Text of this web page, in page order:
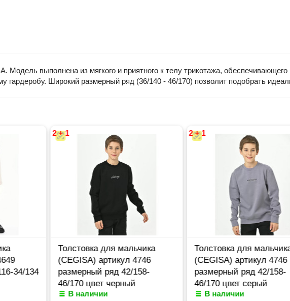
выполнена из мягкого и приятного к телу трикотажа,
гардеробу. Широкий размерный ряд (36/140 - 46/170) позволит подобрать
34/134
2 + 1
Толстовка для мальчика
(CEGISA) артикул 4746
размерный ряд 42/158-
46/170 цвет черный
В наличии
2 + 1
Толстовка для мальчика
(CEGISA) артикул 4746
размерный ряд 42/158-
46/170 цвет серый
В наличии